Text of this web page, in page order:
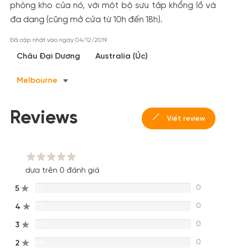
phòng kho của nó, với một bộ sưu tập khổng lồ và
đa dạng (cũng mở cửa từ 10h đến 18h).
Đã cập nhật vào ngày 04/12/2019
Châu Đại Dương Australia (Úc)
Melbourne
Reviews Viết review
dựa trên 0 đánh giá
5 0
4 0
3 0
2 0
Tạo tài khoản nhanh - nhận nhiều ưu
Tạo tài khoản để có thể
Đăng nhập Facebook